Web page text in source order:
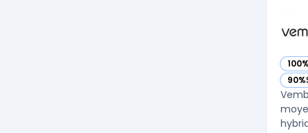
100%
—
90%
—